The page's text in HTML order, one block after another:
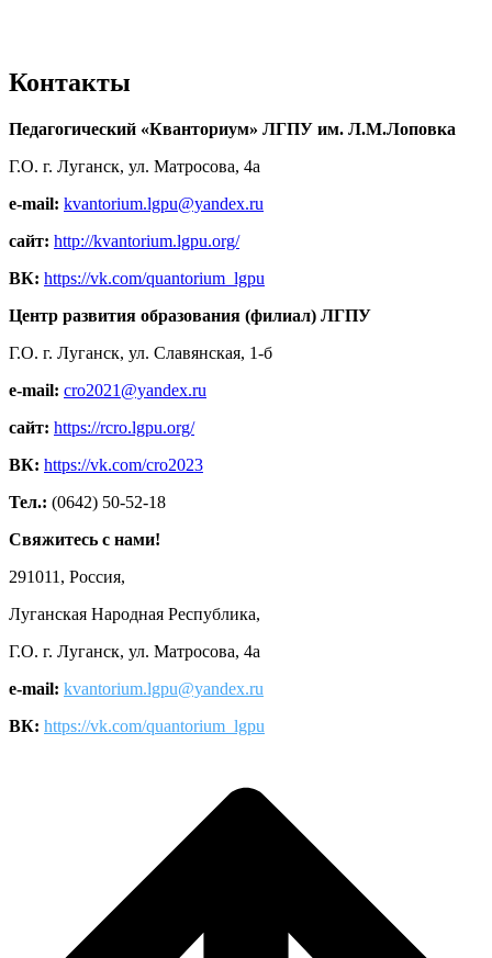
Контакты
Педагогический «Кванториум» ЛГПУ им. Л.М.Лоповка
Г.О. г. Луганск, ул. Матросова, 4а
e-mail: kvantorium.lgpu@yandex.ru
сайт: http://kvantorium.lgpu.org/
ВК: https://vk.com/quantorium_lgpu
Центр развития образования (филиал) ЛГПУ
Г.О. г. Луганск, ул. Славянская, 1-б
e-mail: cro2021@yandex.ru
сайт: https://rcro.lgpu.org/
ВК: https://vk.com/cro2023
Тел.: (0642) 50-52-18
Свяжитесь с нами!
291011, Россия,
Луганская Народная Республика,
Г.О. г. Луганск, ул. Матросова, 4а
e-mail: kvantorium.lgpu@yandex.ru
ВК: https://vk.com/quantorium_lgpu